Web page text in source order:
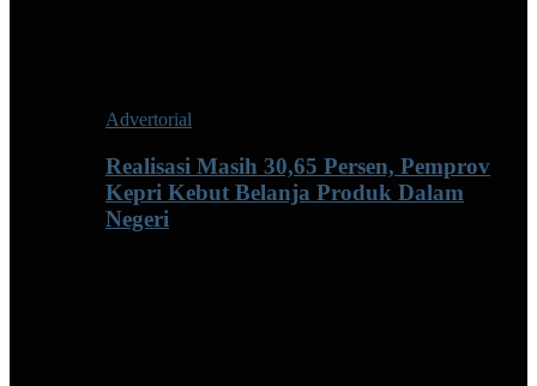
Advertorial
Realisasi Masih 30,65 Persen, Pemprov
Kepri Kebut Belanja Produk Dalam
Negeri